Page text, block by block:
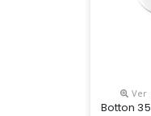
Ver
Botton